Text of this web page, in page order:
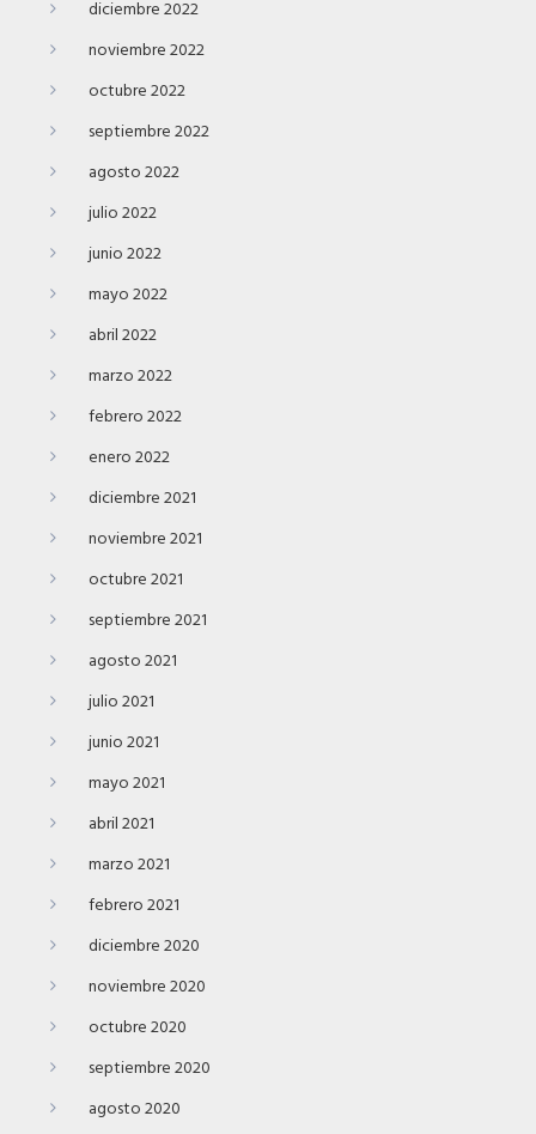
diciembre 2022
noviembre 2022
octubre 2022
septiembre 2022
agosto 2022
julio 2022
junio 2022
mayo 2022
abril 2022
marzo 2022
febrero 2022
enero 2022
diciembre 2021
noviembre 2021
octubre 2021
septiembre 2021
agosto 2021
julio 2021
junio 2021
mayo 2021
abril 2021
marzo 2021
febrero 2021
diciembre 2020
noviembre 2020
octubre 2020
septiembre 2020
agosto 2020